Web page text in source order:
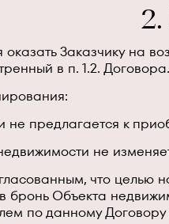
оказать Заказчику на
в п. 1.2. Договора.
не предлагается к
не
что целью
бронь Объекта
по данному